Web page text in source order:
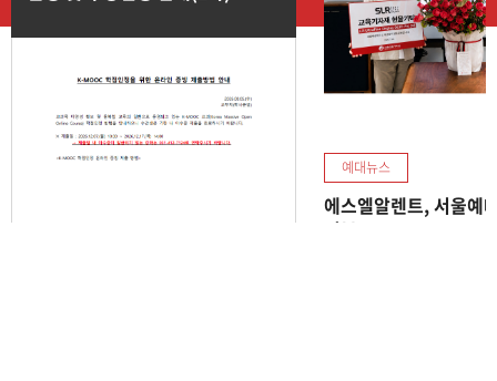
예대뉴스
에스엘알렌트, 서울예
기부